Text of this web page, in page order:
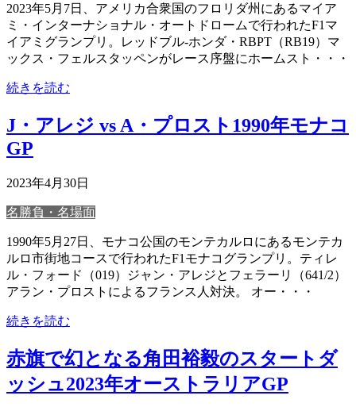
2023年5月7日、アメリカ合衆国のフロリダ州にあるマイア
ミ・インターナショナル・オートドロームで行われたF1マ
イアミグランプリ。レッドブル-ホンダ・RBPT（RB19）マ
ックス・フェルスタッペンがレース序盤にホームスト・・・
続きを読む
J・アレジ vs A・プロスト1990年モナコ
GP
2023年4月30日
名勝負・名場面
1990年5月27日、モナコ公国のモンテカルロにあるモンテカ
ルロ市街地コースで行われたF1モナコグランプリ。ティレ
ル・フォード（019）ジャン・アレジとフェラーリ（641/2）
アラン・プロストによるフランス人対決。 オー・・・
続きを読む
赤旗で幻となる角田裕毅のスタートダ
ッシュ2023年オーストラリアGP